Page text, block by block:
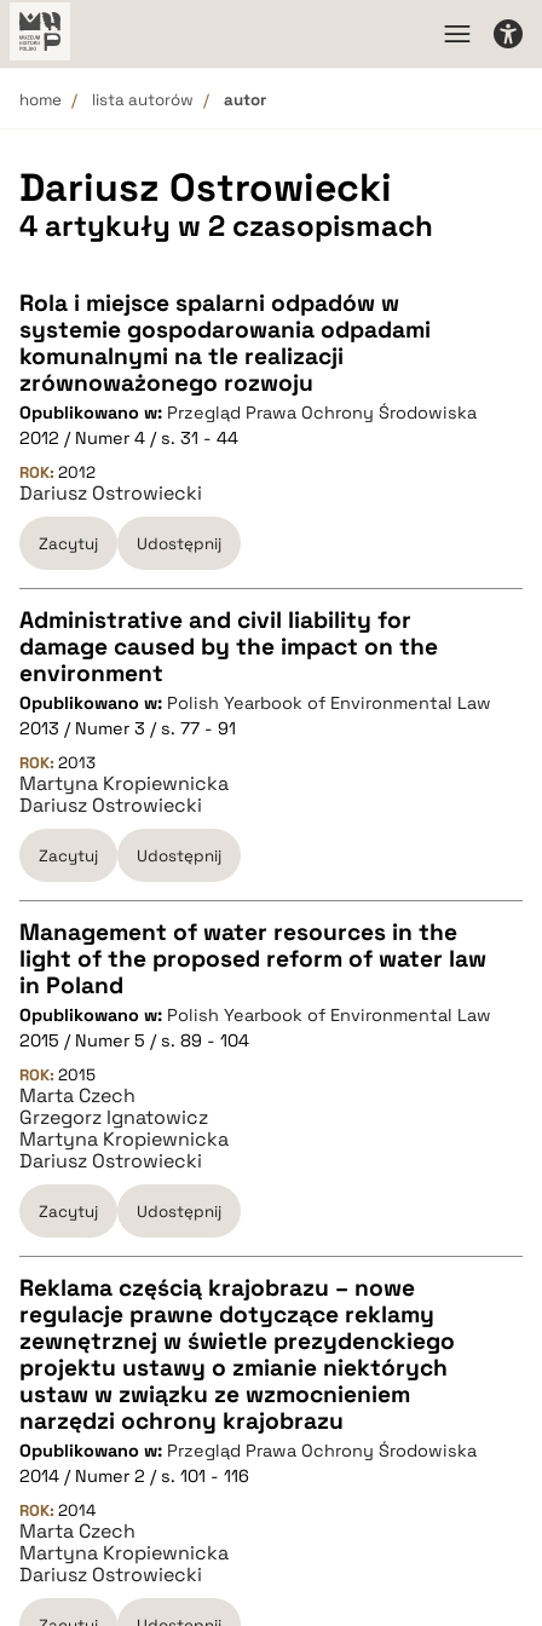
home lista autorów autor
Dariusz Ostrowiecki
4 artykuły w 2 czasopismach
Rola i miejsce spalarni odpadów w
systemie gospodarowania odpadami
komunalnymi na tle realizacji
zrównoważonego rozwoju
Opublikowano w: Przegląd Prawa Ochrony Środowiska
2012 / Numer 4 / s. 31 - 44
ROK: 2012
Dariusz Ostrowiecki
Zacytuj Udostępnij
CZYSTY TEKST
pobierz cytat
BIBTEX
pobierz cytat
Administrative and civil liability for
damage caused by the impact on the
environment
Opublikowano w: Polish Yearbook of Environmental Law
2013 / Numer 3 / s. 77 - 91
ROK: 2013
Martyna Kropiewnicka
Dariusz Ostrowiecki
Zacytuj Udostępnij
CZYSTY TEKST
pobierz cytat
BIBTEX
pobierz cytat
Management of water resources in the
light of the proposed reform of water law
in Poland
Opublikowano w: Polish Yearbook of Environmental Law
2015 / Numer 5 / s. 89 - 104
ROK: 2015
Marta Czech
Grzegorz Ignatowicz
Martyna Kropiewnicka
Dariusz Ostrowiecki
Zacytuj Udostępnij
CZYSTY TEKST
pobierz cytat
BIBTEX
pobierz cytat
Reklama częścią krajobrazu – nowe
regulacje prawne dotyczące reklamy
zewnętrznej w świetle prezydenckiego
projektu ustawy o zmianie niektórych
ustaw w związku ze wzmocnieniem
narzędzi ochrony krajobrazu
Opublikowano w: Przegląd Prawa Ochrony Środowiska
2014 / Numer 2 / s. 101 - 116
ROK: 2014
Marta Czech
Martyna Kropiewnicka
Dariusz Ostrowiecki